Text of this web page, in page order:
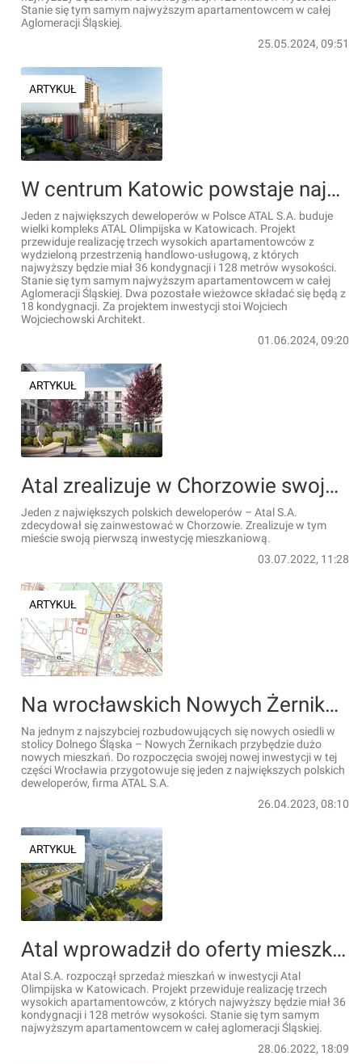
Stanie się tym samym najwyższym apartamentowcem w całej
Aglomeracji Śląskiej.
25.05.2024, 09:51
ARTYKUŁ
W centrum Katowic powstaje najwyższy budynek mieszkalny w woj. śląskim [ZDJĘCIA+FILM+WIZUALIZACJE]
Jeden z największych deweloperów w Polsce ATAL S.A. buduje
wielki kompleks ATAL Olimpijska w Katowicach. Projekt
przewiduje realizację trzech wysokich apartamentowców z
wydzieloną przestrzenią handlowo-usługową, z których
najwyższy będzie miał 36 kondygnacji i 128 metrów wysokości.
Stanie się tym samym najwyższym apartamentowcem w całej
Aglomeracji Śląskiej. Dwa pozostałe wieżowce składać się będą z
18 kondygnacji. Za projektem inwestycji stoi Wojciech
Wojciechowski Architekt.
01.06.2024, 09:20
ARTYKUŁ
Atal zrealizuje w Chorzowie swoją pierwszą inwestycję mieszkaniową
Jeden z największych polskich deweloperów – Atal S.A.
zdecydował się zainwestować w Chorzowie. Zrealizuje w tym
mieście swoją pierwszą inwestycję mieszkaniową.
03.07.2022, 11:28
ARTYKUŁ
Na wrocławskich Nowych Żernikach powstanie nowe, duże osiedle mieszkaniowe
Na jednym z najszybciej rozbudowujących się nowych osiedli w
stolicy Dolnego Śląska – Nowych Żernikach przybędzie dużo
nowych mieszkań. Do rozpoczęcia swojej nowej inwestycji w tej
części Wrocławia przygotowuje się jeden z największych polskich
deweloperów, firma ATAL S.A.
26.04.2023, 08:10
ARTYKUŁ
Atal wprowadził do oferty mieszkania w kompleksie wieżowców Atal Olimpijska w Katowicach [WIZUALIZACJE]
Atal S.A. rozpoczął sprzedaż mieszkań w inwestycji Atal
Olimpijska w Katowicach. Projekt przewiduje realizację trzech
wysokich apartamentowców, z których najwyższy będzie miał 36
kondygnacji i 128 metrów wysokości. Stanie się tym samym
najwyższym apartamentowcem w całej aglomeracji Śląskiej.
28.06.2022, 18:09